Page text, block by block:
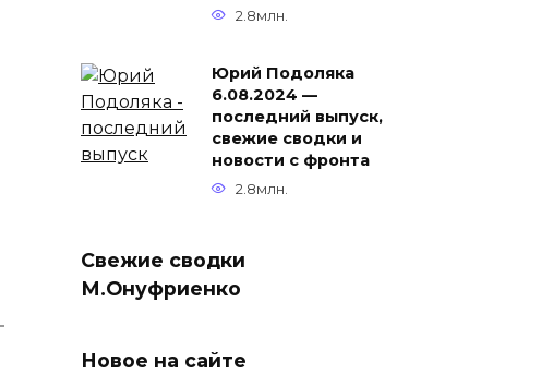
2.8млн.
Юрий Подоляка
6.08.2024 —
последний выпуск,
свежие сводки и
новости с фронта
2.8млн.
Свежие сводки
М.Онуфриенко
Новое на сайте